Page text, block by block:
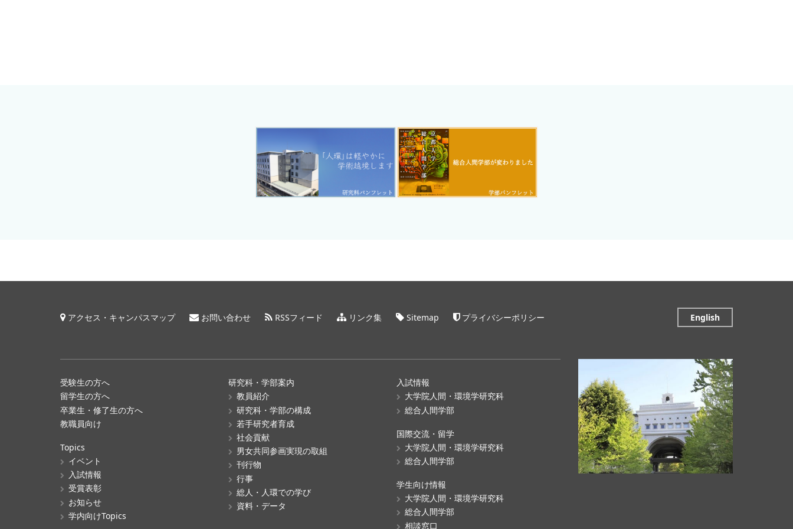
アクセス・キャンパスマップ お問い合わせ RSSフィード リンク集 Sitemap プライバシーポリシー English
受験生の方へ
留学生の方へ
卒業生・修了生の方へ
教職員向け
Topics
イベント
入試情報
受賞表彰
お知らせ
学内向けTopics
研究科・学部案内
教員紹介
研究科・学部の構成
若手研究者育成
社会貢献
男女共同参画実現の取組
刊行物
行事
総人・人環での学び
資料・データ
入試情報
大学院人間・環境学研究科
総合人間学部
国際交流・留学
大学院人間・環境学研究科
総合人間学部
学生向け情報
大学院人間・環境学研究科
総合人間学部
相談窓口